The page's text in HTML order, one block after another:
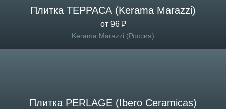
Плитка ТЕРРАСА (Kerama Marazzi)
от 96 ₽
Kerama Marazzi (Россия)
Плитка PERLAGE (Ibero Ceramicas)